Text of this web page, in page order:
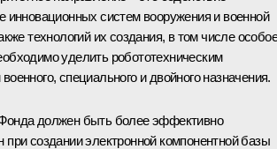
инновационных систем вооружения и военной
технологий их создания, в том числе особое
уделить робототехническим
специального и двойного назначения.
должен быть более эффективно
при создании электронной компонентной базы